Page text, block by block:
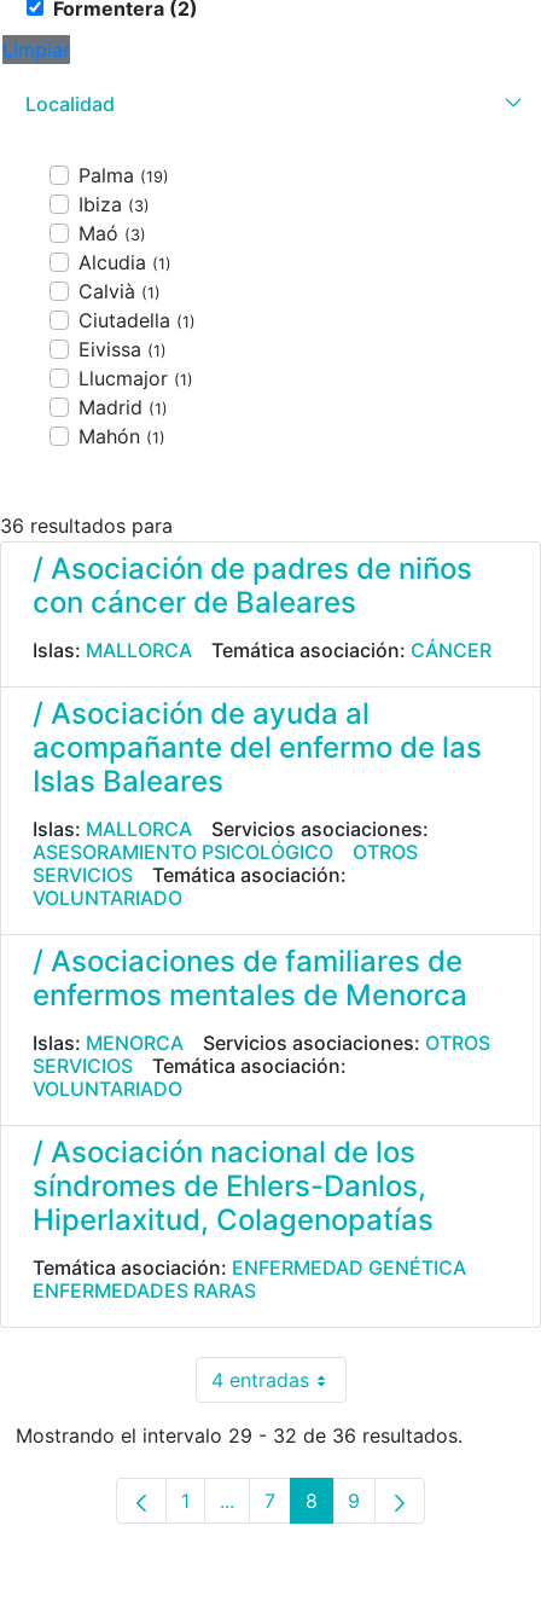
Formentera (2)
Limpiar
Localidad
Palma (19)
Ibiza (3)
Maó (3)
Alcudia (1)
Calvià (1)
Ciutadella (1)
Eivissa (1)
Llucmajor (1)
Madrid (1)
Mahón (1)
36 resultados para
/ Asociación de padres de niños
con cáncer de Baleares
Islas: MALLORCA Temática asociación: CÁNCER
/ Asociación de ayuda al
acompañante del enfermo de las
Islas Baleares
Islas: MALLORCA
Servicios asociaciones:
ASESORAMIENTO PSICOLÓGICO
OTROS
SERVICIOS
Temática asociación:
VOLUNTARIADO
/ Asociaciones de familiares de
enfermos mentales de Menorca
Islas: MENORCA Servicios asociaciones: OTROS
SERVICIOS
Temática asociación:
VOLUNTARIADO
/ Asociación nacional de los
síndromes de Ehlers-Danlos,
Hiperlaxitud, Colagenopatías
Temática asociación: ENFERMEDAD GENÉTICA
ENFERMEDADES RARAS
4 entradasPor página
Mostrando el intervalo 29 - 32 de 36 resultados.
Página
1 ...Páginas intermedias Use TAB
Página
7 Página
8 Página
9